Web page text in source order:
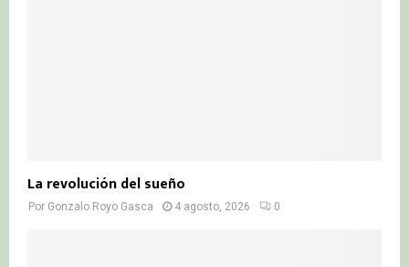
La revolución del sueño
Por Gonzalo Royo Gasca 4 agosto, 2026 0